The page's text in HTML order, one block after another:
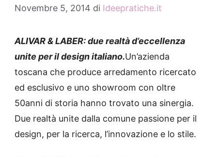
Novembre 5, 2014 di Ideepratiche.it
ALIVAR & LABER: due realtà d’eccellenza
unite per il design italiano.Un’azienda
toscana che produce arredamento ricercato
ed esclusivo e uno showroom con oltre
50anni di storia hanno trovato una sinergia.
Due realtà unite dalla comune passione per il
design, per la ricerca, l’innovazione e lo stile.